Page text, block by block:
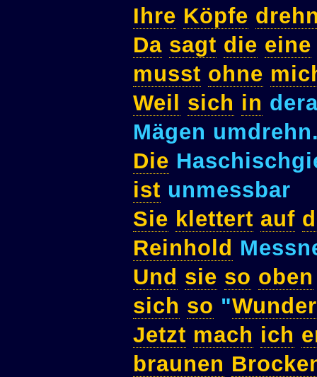
Ihre Köpfe
Da sagt die eine
musst ohne
Weil
sich in
Mägen
Die
ist unmessbar
Sie klettert auf
Reinhold
Und sie so oben
sich so "
Jetzt mach ich
braunen